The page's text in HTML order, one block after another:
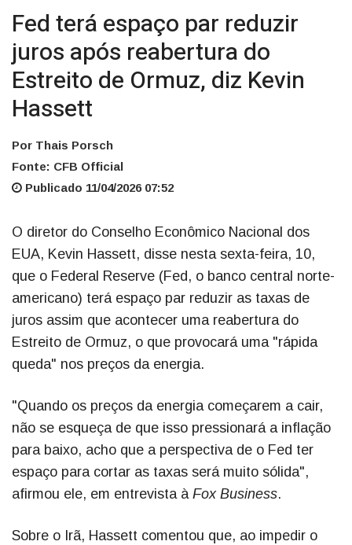
Fed terá espaço par reduzir
juros após reabertura do
Estreito de Ormuz, diz Kevin
Hassett
Por Thais Porsch
Fonte: CFB Official
Publicado 11/04/2026 07:52
O diretor do Conselho Econômico Nacional dos
EUA, Kevin Hassett, disse nesta sexta-feira, 10,
que o Federal Reserve (Fed, o banco central norte-
americano) terá espaço par reduzir as taxas de
juros assim que acontecer uma reabertura do
Estreito de Ormuz, o que provocará uma "rápida
queda" nos preços da energia.
"Quando os preços da energia começarem a cair,
não se esqueça de que isso pressionará a inflação
para baixo, acho que a perspectiva de o Fed ter
espaço para cortar as taxas será muito sólida",
afirmou ele, em entrevista à Fox Business.
Sobre o Irã, Hassett comentou que, ao impedir o